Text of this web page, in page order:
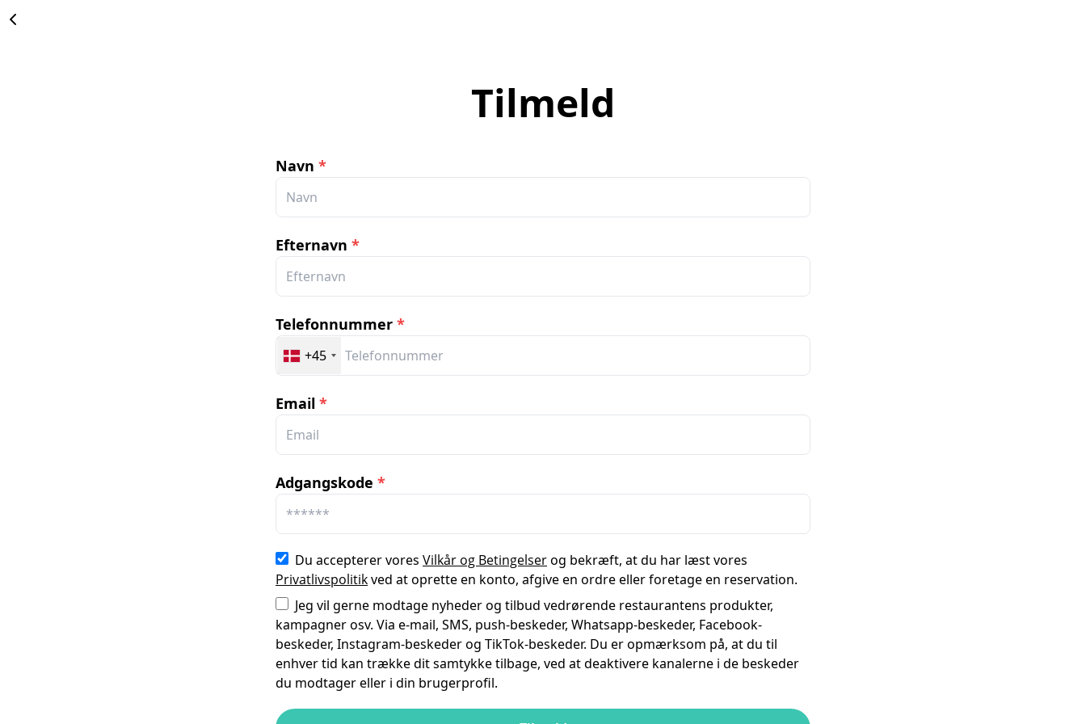
Tilmeld
Navn *
Efternavn *
Telefonnummer *
+45
Email *
Adgangskode *
Du accepterer vores Vilkår og Betingelserog bekræft, at du har læst vores
Privatlivspolitikved at oprette en konto, afgive en ordre eller foretage en reservation.
Jeg vil gerne modtage nyheder og tilbud vedrørende restaurantens produkter,
kampagner osv. Via e-mail, SMS, push-beskeder, Whatsapp-beskeder, Facebook-
beskeder, Instagram-beskeder og TikTok-beskeder. Du er opmærksom på, at du til
enhver tid kan trække dit samtykke tilbage, ved at deaktivere kanalerne i de beskeder
du modtager eller i din brugerprofil.